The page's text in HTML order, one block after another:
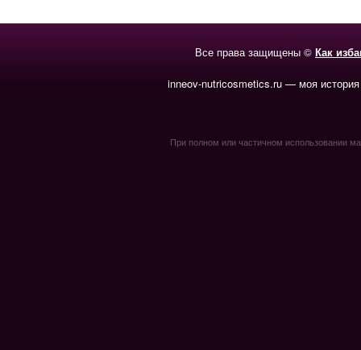
Все права защищены © Как
inneov-nutricosmetics.ru — моя
При полном или частичном использовании